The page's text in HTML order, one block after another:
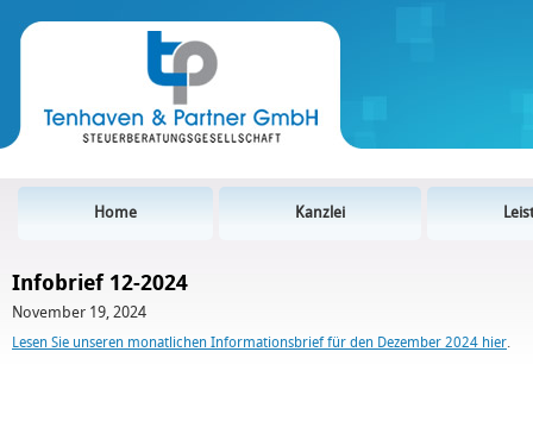
Home Kanzlei
Infobrief 12-2024
November 19, 2024
Lesen Sie unseren monatlichen Informationsbrief für den Dezember 2024 hier.